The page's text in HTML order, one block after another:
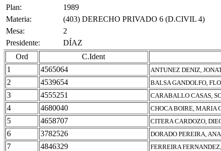
Plan:
1989
Materia:
(403) DERECHO PRIVADO 6 (D.CIVIL 4)
Mesa:
2
Presidente:
DÍAZ
Ord
C.Ident
1
4565064 ANTUNEZ DENIZ,
2 4539654 BALSA GANDOLFO,
3 4555251 CARABALLO CASAS,
4 4680040 CHOCA BOIRE, MARIA
5 4658707 CITERA CARDOZO,
6 3782526 DORADO PEREIRA,
7 4846329 FERREIRA